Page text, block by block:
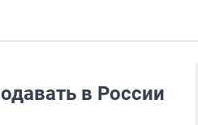
в России